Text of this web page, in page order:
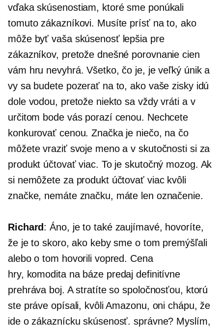
vďaka skúsenostiam, ktoré sme ponúkali
tomuto zákazníkovi. Musíte prísť na to, ako
môže byť vaša skúsenosť lepšia pre
zákazníkov, pretože dnešné porovnanie cien
vám hru nevyhrá. Všetko, čo je, je veľký únik a
vy sa budete pozerať na to, ako vaše zisky idú
dole vodou, pretože niekto sa vždy vráti a v
určitom bode vás porazí cenou. Nechcete
konkurovať cenou. Značka je niečo, na čo
môžete vraziť svoje meno a v skutočnosti si za
produkt účtovať viac. To je skutočný mozog. Ak
si nemôžete za produkt účtovať viac kvôli
značke, nemáte značku, máte len označenie.
Richard: Áno, je to také zaujímavé, hovoríte,
že je to skoro, ako keby sme o tom premýšľali
alebo o tom hovorili vopred. Cena
hry, komodita na bázepredaj definitívne
prehráva boj. A stratíte so spoločnosťou, ktorú
ste práve opísali, kvôli Amazonu, oni chápu, že
ide o zákaznícku skúsenosť. správne? Myslím,